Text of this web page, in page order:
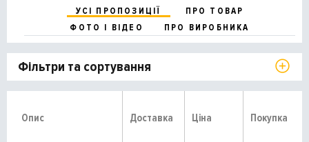
УСІ ПРОПОЗИЦІЇ
ПРО ТОВАР
ФОТО І ВІДЕО
ПРО ВИРОБНИКА
Фільтри та сортування
Опис Доставка Ціна Покупка